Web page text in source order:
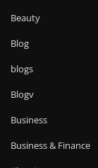
Beauty
Blog
blogs
Blogv
Business
Business & Finance